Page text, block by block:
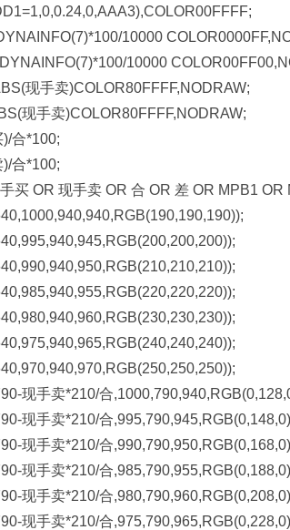
10000
10000
现手卖)COLOR80FFFF,NODRAW;
现手卖)COLOR80FFFF,NODRAW;
合*100;
合*100;
买 OR 现手卖 OR 合 OR 差 OR MPB1 OR
现手卖*210/合
现手卖*210/合
现手卖*210/合
现手卖*210/合
现手卖*210/合
现手卖*210/合